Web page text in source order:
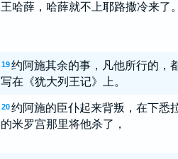
王哈薛，哈薛就不上耶路撒冷来了。
19 约阿施其余的事，凡他所行的，
写在《犹大列王记》上。
20 约阿施的臣仆起来背叛，在下悉
的米罗宫那里将他杀了，